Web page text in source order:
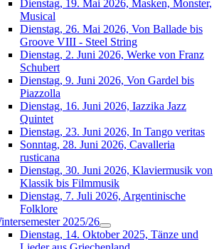
Dienstag, 19. Mai 2026, Masken, Monster,
Musical
Dienstag, 26. Mai 2026, Von Ballade bis
Groove VIII - Steel String
Dienstag, 2. Juni 2026, Werke von Franz
Schubert
Dienstag, 9. Juni 2026, Von Gardel bis
Piazzolla
Dienstag, 16. Juni 2026, Iazzika Jazz
Quintet
Dienstag, 23. Juni 2026, In Tango veritas
Sonntag, 28. Juni 2026, Cavalleria
rusticana
Dienstag, 30. Juni 2026, Klaviermusik von
Klassik bis Filmmusik
Dienstag, 7. Juli 2026, Argentinische
Folklore
2025/26
Dienstag, 14. Oktober 2025, Tänze und